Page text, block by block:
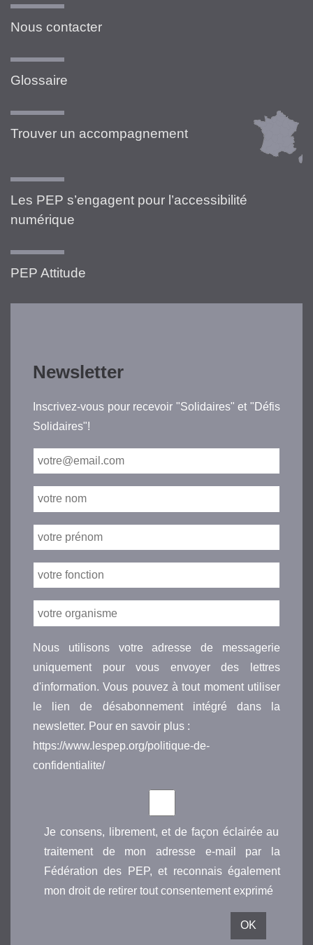
Nous contacter
Glossaire
Trouver un accompagnement
Les PEP s’engagent pour l’accessibilité
numérique
PEP Attitude
Newsletter
Inscrivez-vous pour recevoir "Solidaires" et "Défis
Solidaires"!
Nous utilisons votre adresse de messagerie
uniquement pour vous envoyer des lettres
d'information. Vous pouvez à tout moment utiliser
le lien de désabonnement intégré dans la
newsletter. Pour en savoir plus :
https://www.lespep.org/politique-de-
confidentialite/
Je consens, librement, et de façon éclairée au
traitement de mon adresse e-mail par la
Fédération des PEP, et reconnais également
mon droit de retirer tout consentement exprimé